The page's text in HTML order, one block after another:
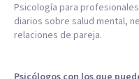
Psicología para
diarios sobre salud mental,
relaciones de pareja.